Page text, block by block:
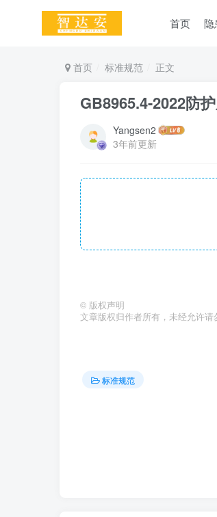
首页 隐
首页 标准规范 正文
GB8965.4-2022防
Yangsen2
3年前更新
© 版权声明
文章版权归作者所有，未经允许请
标准规范